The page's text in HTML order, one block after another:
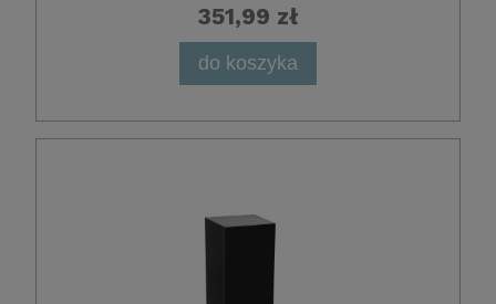
351,99 zł
do koszyka